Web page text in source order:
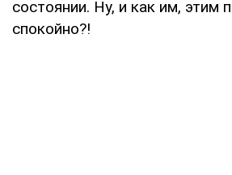
состоянии. Ну, и как им, этим
спокойно?!